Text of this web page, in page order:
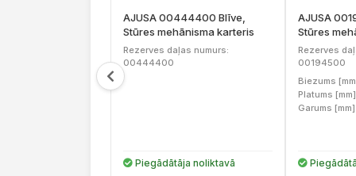
AJUSA 00444400 Blīve,
Stūres mehānisma karteris
Rezerves daļas numurs:
00444400
Piegādātāja noliktavā
AJUSA
Stūres
Rezerves
00194500
Biezums
Platums
Garums